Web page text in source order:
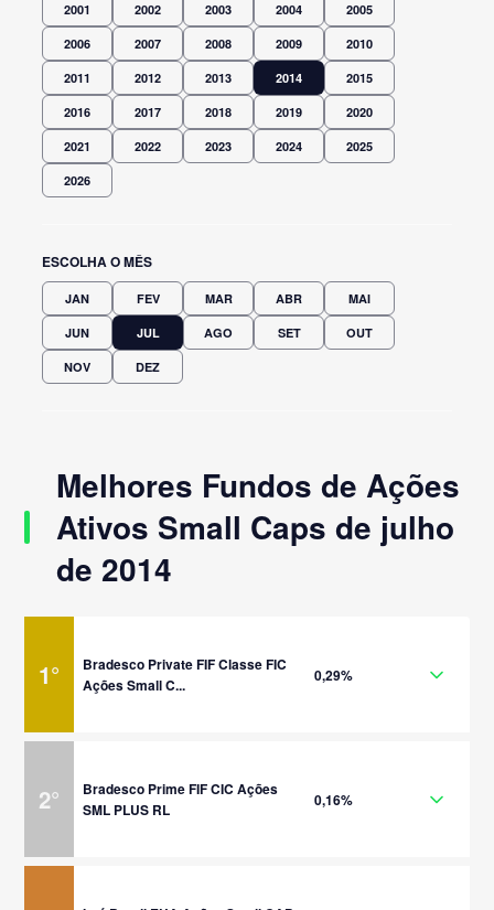
2001 2002 2003 2004 2005
2006 2007 2008 2009 2010
2011 2012 2013 2014 2015
2016 2017 2018 2019 2020
2021 2022 2023 2024 2025
2026
ESCOLHA O MÊS
JAN FEV MAR ABR MAI
JUN JUL AGO SET OUT
NOV DEZ
Melhores Fundos de Ações
Ativos Small Caps de julho
de 2014
1°
Bradesco Private FIF Classe FIC
Ações Small C...
0,29%
2°
Bradesco Prime FIF CIC Ações
SML PLUS RL
0,16%